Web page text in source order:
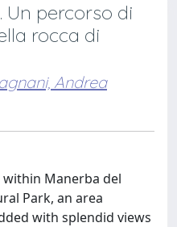
Un percorso di
rocca di
Andrea
Manerba del
Park, an area
with splendid views